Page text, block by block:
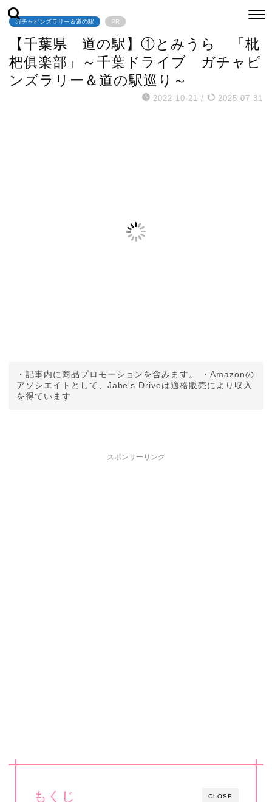
ガチャピンズラリー＆道の駅 PR
【千葉県 道の駅】①とみうら 「枇
杷俱楽部」～千葉ドライブ ガチャピ
ンズラリー＆道の駅巡り～
2022-10-21 / 2025-07-31
・記事内に商品プロモーションを含みます。 ・Amazonの
アソシエイトとして、Jabe's Driveは適格販売により収入
を得ています
スポンサーリンク
CLOSE
もくじ